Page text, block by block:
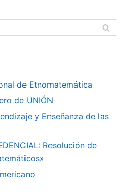
de Etnomatemática
de UNIÓN
y Enseñanza de las
Resolución de